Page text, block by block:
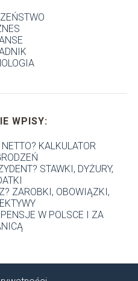
WPISY:
KALKULATOR
STAWKI, DYŻURY,
ZAROBKI, OBOWIĄZKI,
W POLSCE I ZA